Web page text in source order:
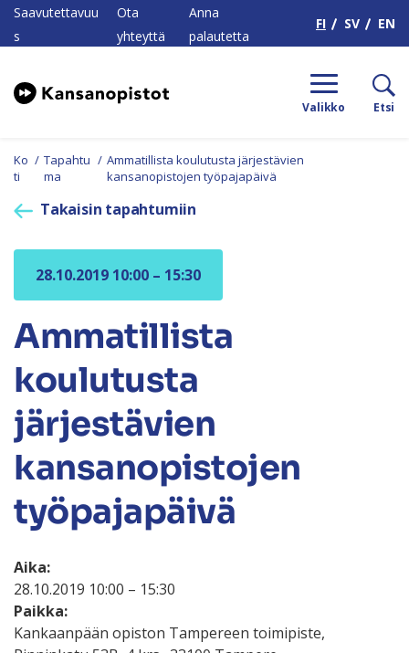
Saavutettavuu
s
Ota
yhteyttä
Anna
palautetta
FI SV EN
Valikko Etsi
Ko
ti
/ Tapahtu
ma
/ Ammatillista koulutusta järjestävien
kansanopistojen työpajapäivä
Takaisin tapahtumiin
28.10.2019 10:00 – 15:30
Ammatillista
koulutusta
järjestävien
kansanopistojen
työpajapäivä
Aika:
28.10.2019 10:00 – 15:30
Paikka:
Kankaanpään opiston Tampereen toimipiste,